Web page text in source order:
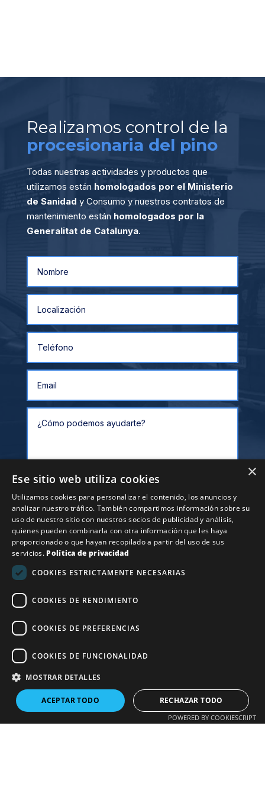
Realizamos control de la
procesionaria del pino
Todas nuestras actividades y productos que
utilizamos están homologados por el Ministerio
de Sanidad y Consumo y nuestros contratos de
mantenimiento están homologados por la
Generalitat de Catalunya.
Enviar
Alternative:
Horario
Lunes a Viernes
8:00–20:00
Localización
×
Ese sitio web utiliza cookies
Utilizamos cookies para personalizar el contenido, los anuncios y
analizar nuestro tráfico. También compartimos información sobre su
uso de nuestro sitio con nuestros socios de publicidad y análisis,
quienes pueden combinarla con otra información que les haya
proporcionado o que hayan recopilado a partir del uso de sus
servicios. Política de privacidad
COOKIES ESTRICTAMENTE NECESARIAS
COOKIES DE RENDIMIENTO
COOKIES DE PREFERENCIAS
COOKIES DE FUNCIONALIDAD
MOSTRAR DETALLES
ACEPTAR TODO RECHAZAR TODO
POWERED BY COOKIESCRIPT